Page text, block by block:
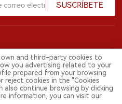
SUSCRÍBETE
Co.,Ltd. Todos los derechos
de la industria,
El acceso por menores
usuarios fuera del territorio chino
and third-party cookies to
you advertising related to your
prepared from your browsing
reject cookies in the "Cookies
continue browsing by clicking
information, you can visit our